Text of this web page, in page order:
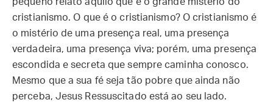
cristianismo. O que é o cristianismo? O cristianismo é
o mistério de uma presença real, uma presença
verdadeira, uma presença viva; porém, uma presença
escondida e secreta que sempre caminha conosco.
Mesmo que a sua fé seja tão pobre que ainda não
perceba, Jesus Ressuscitado está ao seu lado.